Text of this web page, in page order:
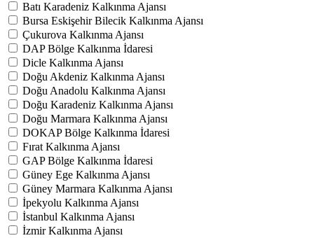
Batı Karadeniz Kalkınma Ajansı
Bursa Eskişehir Bilecik Kalkınma Ajansı
Çukurova Kalkınma Ajansı
DAP Bölge Kalkınma İdaresi
Dicle Kalkınma Ajansı
Doğu Akdeniz Kalkınma Ajansı
Doğu Anadolu Kalkınma Ajansı
Doğu Karadeniz Kalkınma Ajansı
Doğu Marmara Kalkınma Ajansı
DOKAP Bölge Kalkınma İdaresi
Fırat Kalkınma Ajansı
GAP Bölge Kalkınma İdaresi
Güney Ege Kalkınma Ajansı
Güney Marmara Kalkınma Ajansı
İpekyolu Kalkınma Ajansı
İstanbul Kalkınma Ajansı
İzmir Kalkınma Ajansı